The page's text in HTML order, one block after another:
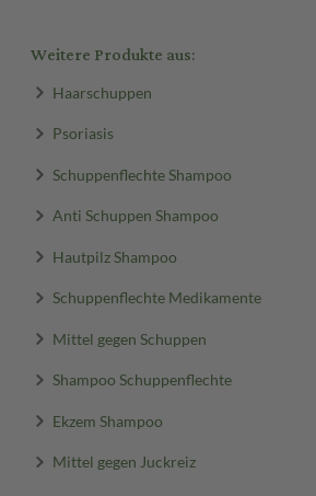
Weitere Produkte aus:
Haarschuppen
Psoriasis
Schuppenflechte Shampoo
Anti Schuppen Shampoo
Hautpilz Shampoo
Schuppenflechte Medikamente
Mittel gegen Schuppen
Shampoo Schuppenflechte
Ekzem Shampoo
Mittel gegen Juckreiz